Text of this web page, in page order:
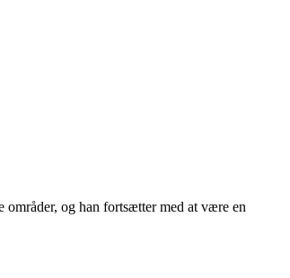
og han fortsætter med at være en